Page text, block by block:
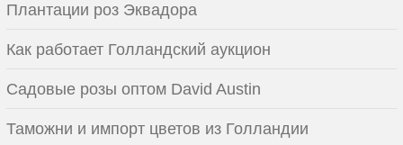
Плантации роз Эквадора
Как работает Голландский аукцион
Садовые розы оптом David Austin
Таможни и импорт цветов из Голландии